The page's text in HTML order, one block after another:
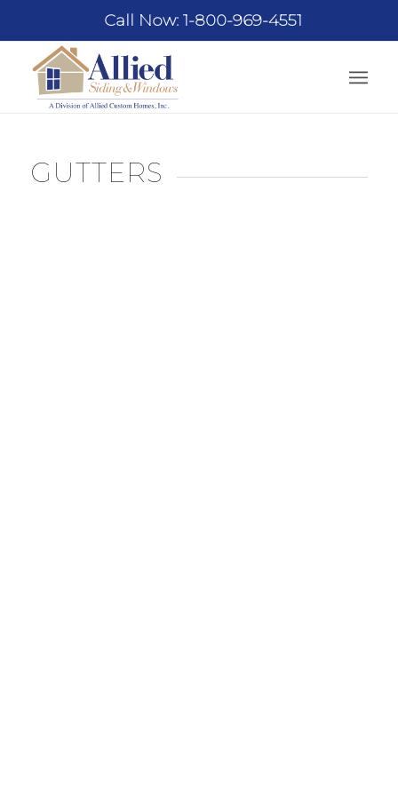
Call Now: 1-800-969-4551
GUTTERS